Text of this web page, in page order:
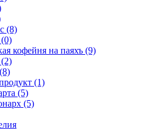
(8)
(0)
кофейня на паяхъ (9)
(2)
(8)
(1)
(5)
(5)